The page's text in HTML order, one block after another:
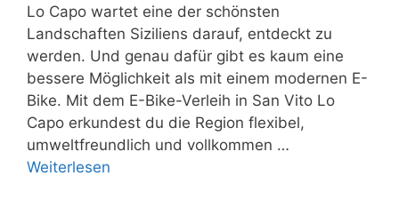
Lo Capo wartet eine der schönsten
Landschaften Siziliens darauf, entdeckt zu
werden. Und genau dafür gibt es kaum eine
bessere Möglichkeit als mit einem modernen E-
Bike. Mit dem E-Bike-Verleih in San Vito Lo
Capo erkundest du die Region flexibel,
umweltfreundlich und vollkommen …
Weiterlesen